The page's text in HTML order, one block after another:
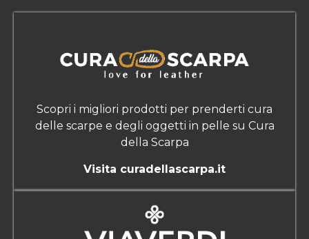
Scopri i migliori prodotti per prenderti cura
delle scarpe e degli oggetti in pelle su Cura
della Scarpa
Visita curadellascarpa.it